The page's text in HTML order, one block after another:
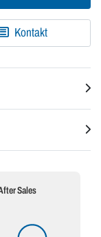
Kontakt
Sales